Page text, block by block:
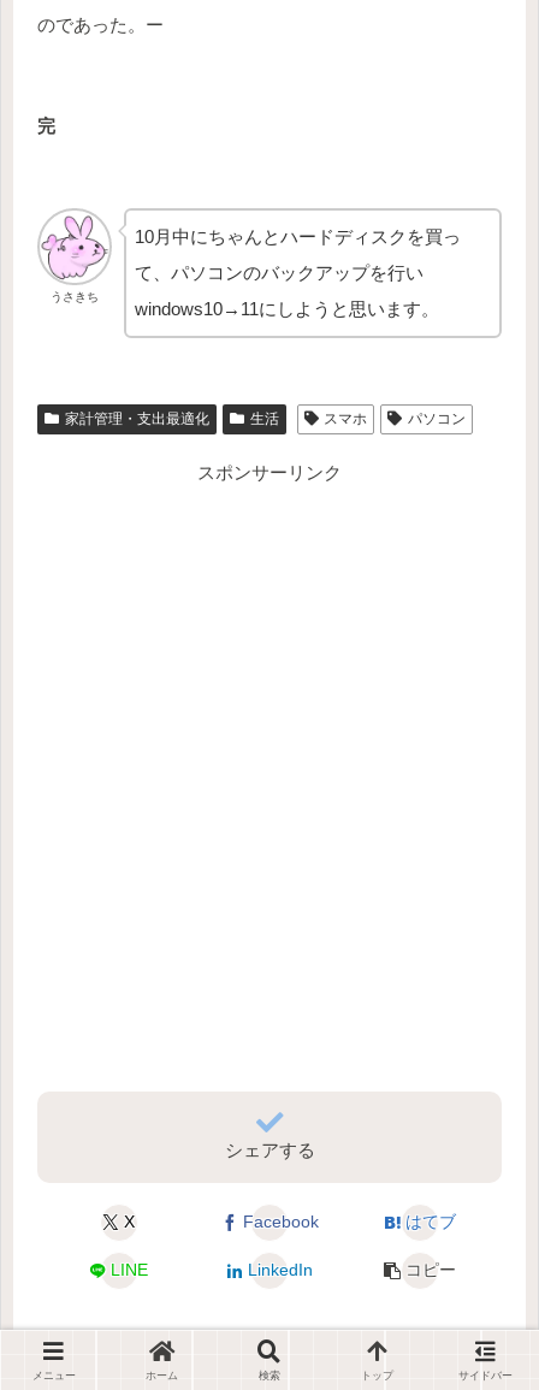
のであった。ー
完
うさきち
10月中にちゃんとハードディスクを買っ
て、パソコンのバックアップを行い
windows10→11にしようと思います。
家計管理・支出最適化 生活 スマホ パソコン
スポンサーリンク
シェアする
X Facebook はてブ
LINE LinkedIn コピー
メニュー ホーム 検索 トップ サイドバー